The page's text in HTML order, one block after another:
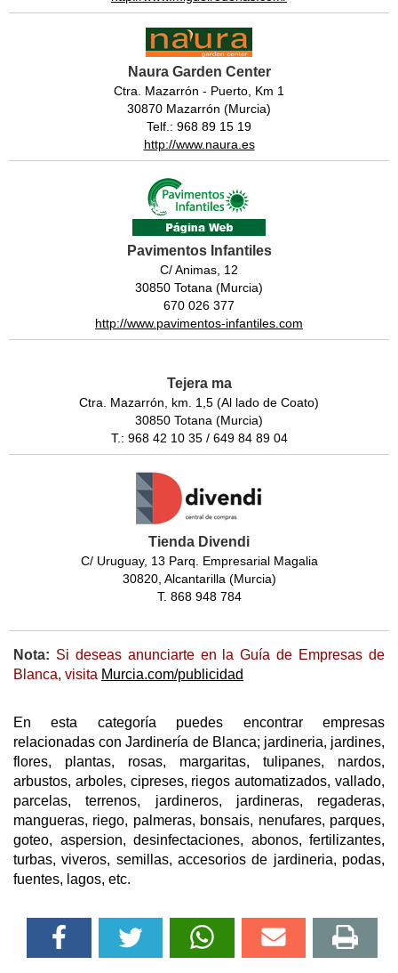
Naura Garden Center
Ctra. Mazarrón - Puerto, Km 1
30870 Mazarrón (Murcia)
Telf.: 968 89 15 19
http://www.naura.es
Pavimentos Infantiles
C/ Animas, 12
30850 Totana (Murcia)
670 026 377
http://www.pavimentos-infantiles.com
Tejera ma
Ctra. Mazarrón, km. 1,5 (Al lado de Coato)
30850 Totana (Murcia)
T.: 968 42 10 35 / 649 84 89 04
Tienda Divendi
C/ Uruguay, 13 Parq. Empresarial Magalia
30820, Alcantarilla (Murcia)
T. 868 948 784
Nota: Si deseas anunciarte en la Guía de Empresas de
Blanca, visita Murcia.com/publicidad
En esta categoría puedes encontrar empresas
relacionadas con Jardinería de Blanca; jardineria, jardines,
flores, plantas, rosas, margaritas, tulipanes, nardos,
arbustos, arboles, cipreses, riegos automatizados, vallado,
parcelas, terrenos, jardineros, jardineras, regaderas,
mangueras, riego, palmeras, bonsais, nenufares, parques,
goteo, aspersion, desinfectaciones, abonos, fertilizantes,
turbas, viveros, semillas, accesorios de jardineria, podas,
fuentes, lagos, etc.